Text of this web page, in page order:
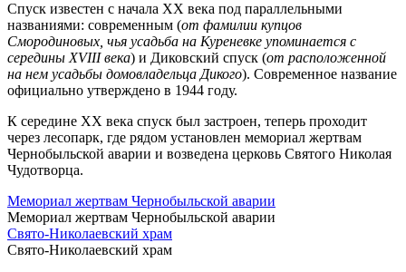
Спуск известен с начала XX века под параллельными
названиями: современным (от фамилии купцов
Смородиновых, чья усадьба на Куреневке упоминается с
середины XVIII века) и Диковский спуск (от расположенной
на нем усадьбы домовладельца Дикого). Современное название
официально утверждено в 1944 году.
К середине XX века спуск был застроен, теперь проходит
через лесопарк, где рядом установлен мемориал жертвам
Чернобыльской аварии и возведена церковь Святого Николая
Чудотворца.
Мемориал жертвам Чернобыльской аварии
Мемориал жертвам Чернобыльской аварии
Свято-Николаевский храм
Свято-Николаевский храм